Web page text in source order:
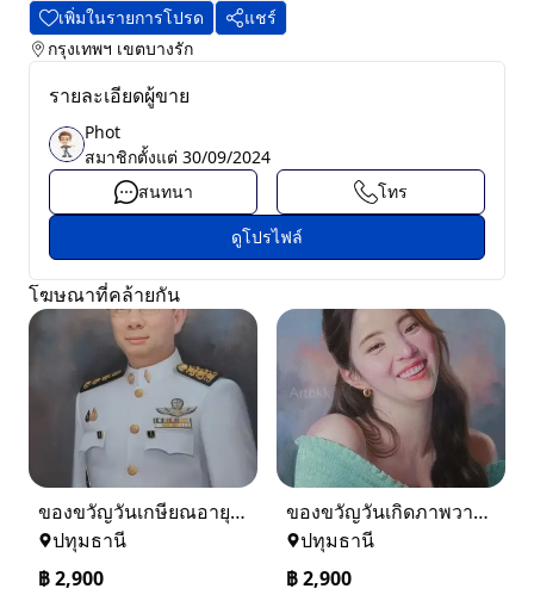
เพิ่มในรายการโปรด
แชร์
กรุงเทพฯ เขตบางรัก
รายละเอียดผู้ขาย
Phot
สมาชิกตั้งแต่ 30/09/2024
สนทนา
โทร
ดูโปรไฟล์
โฆษณาที่คล้ายกัน
ของขวัญวันเกษียณอายุราชการ
ปทุมธานี
฿2,900
ของขวัญวันเกิดภาพวาดสีน้ำมัน
ปทุมธานี
฿2,900